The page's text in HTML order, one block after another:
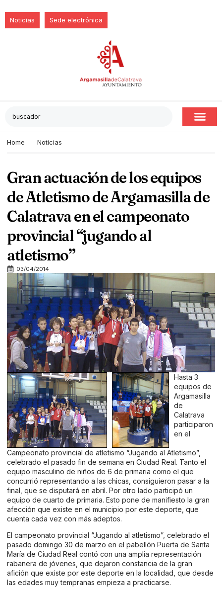
Noticias Sede electrónica
Home Noticias
Gran actuación de los equipos
de Atletismo de Argamasilla de
Calatrava en el campeonato
provincial “jugando al
atletismo”
03/04/2014
Hasta 3
equipos de
Argamasilla
de
Calatrava
participaron
en el
Campeonato provincial de atletismo “Jugando al Atletismo”,
celebrado el pasado fin de semana en Ciudad Real. Tanto el
equipo masculino de niños de 6 de primaria como el que
concurrió representando a las chicas, consiguieron pasar a la
final, que se disputará en abril. Por otro lado participó un
equipo de cuarto de primaria. Esto pone de manifiesto la gran
afección que existe en el municipio por este deporte, que
cuenta cada vez con más adeptos.
El campeonato provincial “Jugando al atletismo”, celebrado el
pasado domingo 30 de marzo en el pabellón Puerta de Santa
María de Ciudad Real contó con una amplia representación
rabanera de jóvenes, que dejaron constancia de la gran
afición que existe por este deporte en la localidad, que desde
las edades muy tempranas empieza a practicarse.